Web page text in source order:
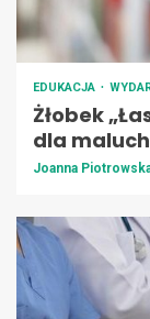
EDUKACJA
Żłobek
dla
Joanna